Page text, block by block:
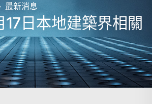
最新消息
日本地建築界相關